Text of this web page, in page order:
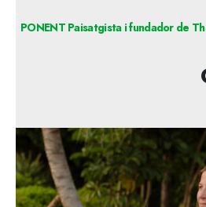
PONENT Paisatgista i fundador de